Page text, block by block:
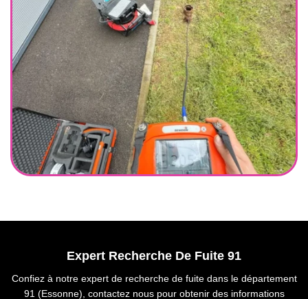
Expert Recherche De Fuite 91
Confiez à notre expert de recherche de fuite dans le département
91 (Essonne), contactez nous pour obtenir des informations